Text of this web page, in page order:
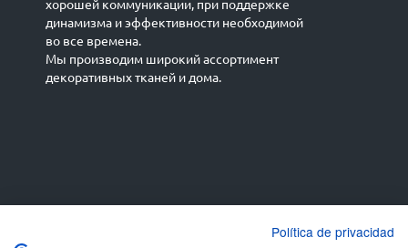
хорошей коммуникации, при поддержке
динамизма и эффективности необходимой
во все времена.
Мы производим широкий ассортимент
декоративных тканей и дома.
English (UK)
Política de privacidad